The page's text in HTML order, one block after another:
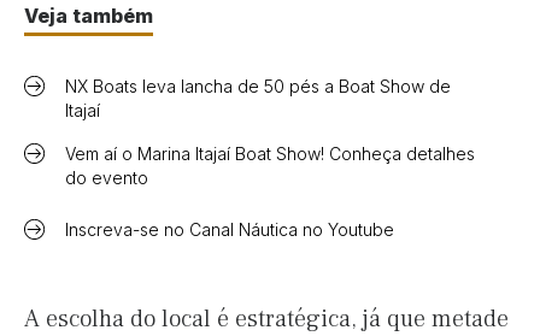
Veja também
NX Boats leva lancha de 50 pés a Boat Show de
Itajaí
Vem aí o Marina Itajaí Boat Show! Conheça detalhes
do evento
Inscreva-se no Canal Náutica no Youtube
A escolha do local é estratégica, já que metade